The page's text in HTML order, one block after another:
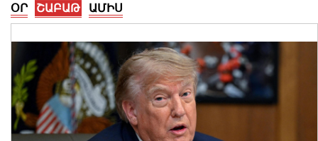
Մեկնարկել է շախմատի Եվրոպայի
Մ20 պատանիների և աղջիկների
առաջնությունը․ ինչ արդյունքներ
ունեն հայ պատվիրակները
ՕՐ ՇԱԲԱԹ ԱՄԻՍ